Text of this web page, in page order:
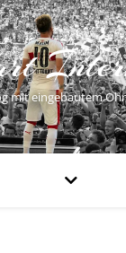
mit eingebautem